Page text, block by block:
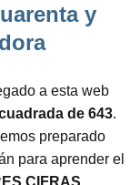
y
a esta web
de 643.
preparado
para aprender el
CIFRAS.